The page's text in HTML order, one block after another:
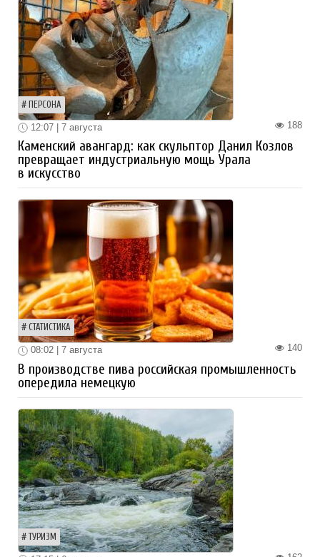
ПЕРСОНА
188
12:07 | 7 августа
Каменский авангард: как скульптор Данил Козлов
превращает индустриальную мощь Урала
в искусство
СТАТИСТИКА
140
08:02 | 7 августа
В производстве пива российская промышленность
опередила немецкую
ТУРИЗМ